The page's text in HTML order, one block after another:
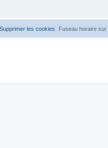
Fuseau horaire sur
Supprimer les cookies